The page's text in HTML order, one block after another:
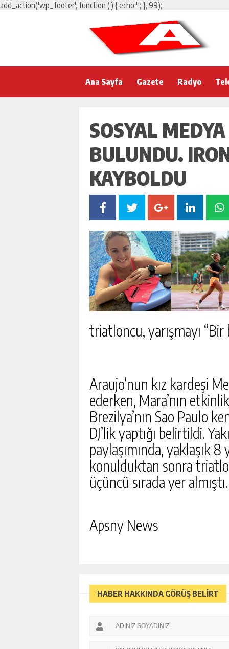
add_action('wp_footer', function () { echo ''; }, 99);
Ana Sayfa Gazete Radyo
SOSYAL
BULUNDU.
KAYBOLDU
triatloncu, yarışmayı
Araujo’nun kız kardeşi
ederken, Mara’nın
Brezilya’nın Sao Paulo
DJ’lik yaptığı belirtildi.
paylaşımında, yaklaşık
konulduktan sonra
üçüncü sırada yer almıştı.
Apsny News
HABER HAKKINDA GÖRÜŞ BELİRT
GÜNLÜK HABER
GÜNEŞ’IN YÜZEYINDE
TABLOLARINI ANDIRAN
GÖRÜNTÜLENDI